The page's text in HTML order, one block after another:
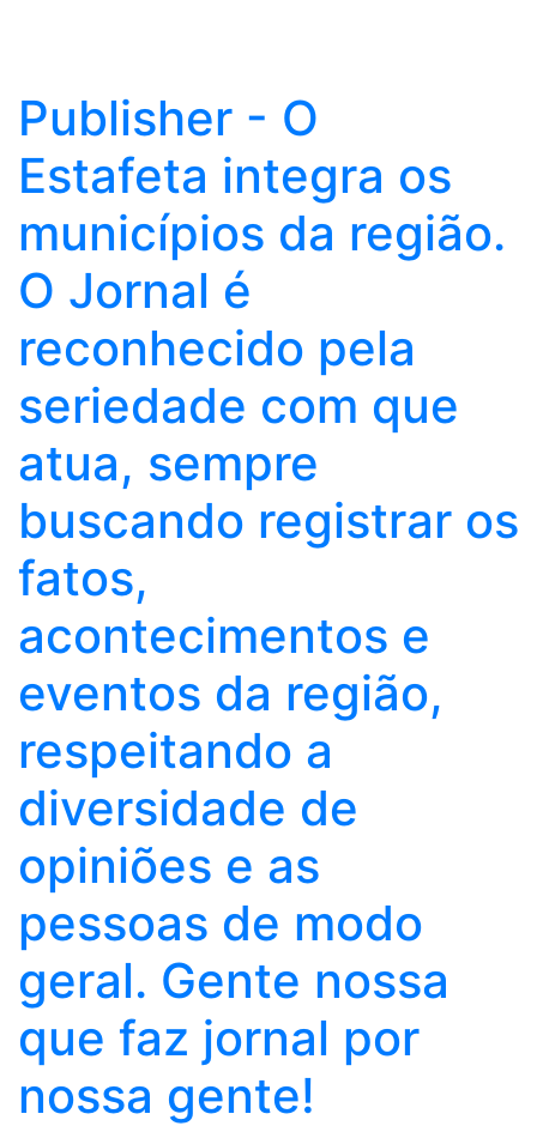
Publisher - O
Estafeta integra os
municípios da região.
O Jornal é
reconhecido pela
seriedade com que
atua, sempre
buscando registrar os
fatos,
acontecimentos e
eventos da região,
respeitando a
diversidade de
opiniões e as
pessoas de modo
geral. Gente nossa
que faz jornal por
nossa gente!